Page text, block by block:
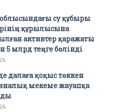
су құбыры
құрылысына
активтер қаражаты
5 млрд теңге бөлінді
далаға қоқыс төккен
мекеме жауапқа